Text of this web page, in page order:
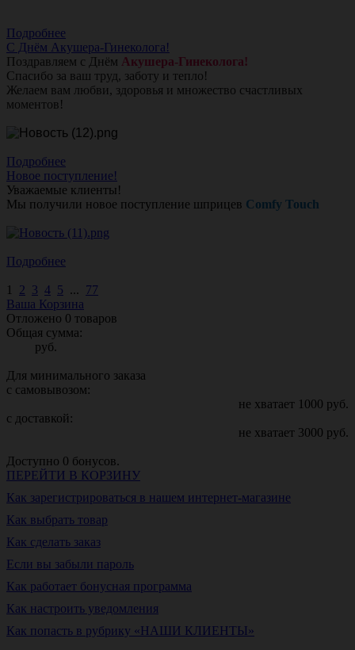
Подробнее
С Днём Акушера-Гинеколога!
Поздравляем с Днём Акушера-Гинеколога!
Спасибо за ваш труд, заботу и тепло!
Желаем вам любви, здоровья и множество счастливых
моментов!
Подробнее
Новое поступление!
Уважаемые клиенты!
Мы получили новое поступление шприцев Comfy Touch
Подробнее
1 2 3 4 5 ... 77
Ваша Корзина
Отложено 0 товаров
Общая сумма:
руб.
Для минимального заказа
с самовывозом:
не хватает 1000 руб.
с доставкой:
не хватает 3000 руб.
Доступно 0 бонусов.
ПЕРЕЙТИ В КОРЗИНУ
Как зарегистрироваться в нашем интернет-магазине
Как выбрать товар
Как сделать заказ
Если вы забыли пароль
Как работает бонусная программа
Как настроить уведомления
Как попасть в рубрику «НАШИ КЛИЕНТЫ»